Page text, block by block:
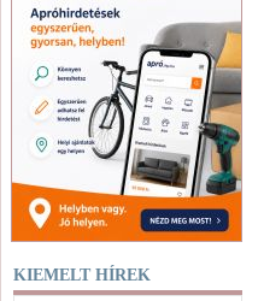
KIEMELT HÍREK